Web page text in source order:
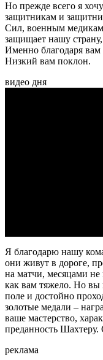
Но прежде всего я
защитникам и
Сил, военным
защищает нашу
Именно благодаря
Низкий вам поклон.
видео дня
Я благодарю нашу
они живут в дороге,
на матчи, месяцами не
как вам тяжело. Но вы
поле и достойно
золотые медали –
ваше мастерство,
преданность Шахтеру.
реклама